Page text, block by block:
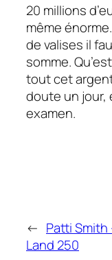
20 millions
même
de valises il
somme.
tout cet
doute un jour,
examen.
← Patti Smith
Land 250